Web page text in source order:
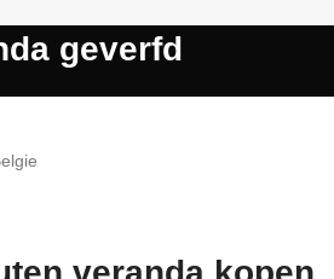
geverfd